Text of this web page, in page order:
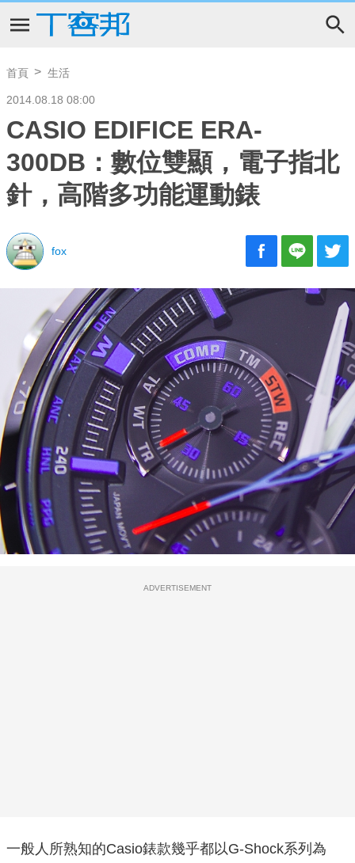
首頁 生活
2014.08.18 08:00
CASIO EDIFICE ERA-
300DB：數位雙顯，電子指北
針，高階多功能運動錶
fox
ADVERTISEMENT
一般人所熟知的Casio錶款幾乎都以G-Shock系列為